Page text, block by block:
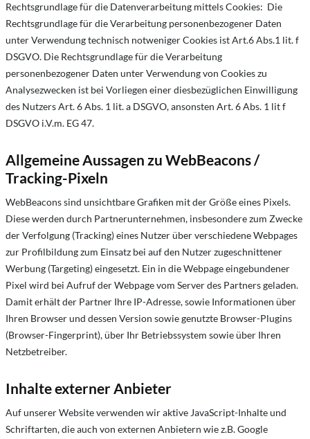
Rechtsgrundlage für die Datenverarbeitung mittels Cookies: Die
Rechtsgrundlage für die Verarbeitung personenbezogener Daten
unter Verwendung technisch notweniger Cookies ist Art.6 Abs.1 lit. f
DSGVO. Die Rechtsgrundlage für die Verarbeitung
personenbezogener Daten unter Verwendung von Cookies zu
Analysezwecken ist bei Vorliegen einer diesbezüglichen Einwilligung
des Nutzers Art. 6 Abs. 1 lit. a DSGVO, ansonsten Art. 6 Abs. 1 lit f
DSGVO i.V.m. EG 47.
Allgemeine Aussagen zu WebBeacons /
Tracking-Pixeln
WebBeacons sind unsichtbare Grafiken mit der Größe eines Pixels.
Diese werden durch Partnerunternehmen, insbesondere zum Zwecke
der Verfolgung (Tracking) eines Nutzer über verschiedene Webpages
zur Profilbildung zum Einsatz bei auf den Nutzer zugeschnittener
Werbung (Targeting) eingesetzt. Ein in die Webpage eingebundener
Pixel wird bei Aufruf der Webpage vom Server des Partners geladen.
Damit erhält der Partner Ihre IP-Adresse, sowie Informationen über
Ihren Browser und dessen Version sowie genutzte Browser-Plugins
(Browser-Fingerprint), über Ihr Betriebssystem sowie über Ihren
Netzbetreiber.
Inhalte externer Anbieter
Auf unserer Website verwenden wir aktive JavaScript-Inhalte und
Schriftarten, die auch von externen Anbietern wie z.B. Google